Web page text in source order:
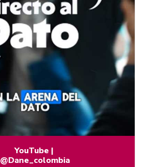
YouTube |
@Dane_colombia